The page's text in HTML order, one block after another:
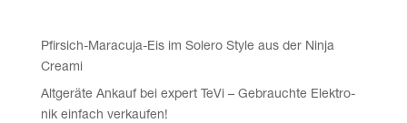
Pfir­sich-Mara­cu­ja-Eis im Sole­ro Style aus der Nin­ja
Creami
Alt­ge­rä­te Ankauf bei expert TeVi – Gebrauch­te Elek­tro­
nik ein­fach verkaufen!